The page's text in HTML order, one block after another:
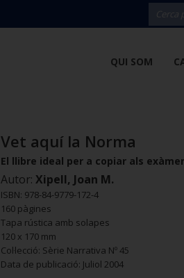
QUI SOM
Vet aquí la Norma
El llibre ideal per a copiar als
Autor: Xipell, Joan M.
ISBN: 978-84-9779-172-4
160 pàgines
Tapa rústica amb solapes
120 x 170 mm
Col·lecció: Sèrie Narrativa Nº 45
Data de publicació: Juliol 2004